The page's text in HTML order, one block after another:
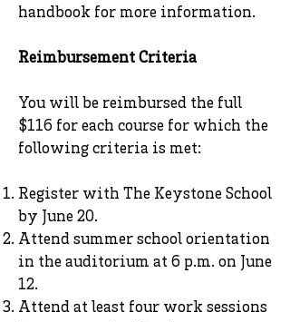
handbook for more information.
Reimbursement Criteria
You will be reimbursed the full
$116 for each course for which the
following criteria is met:
Register with The Keystone School
by June 20.
Attend summer school orientation
in the auditorium at 6 p.m. on June
12.
Attend at least four work sessions